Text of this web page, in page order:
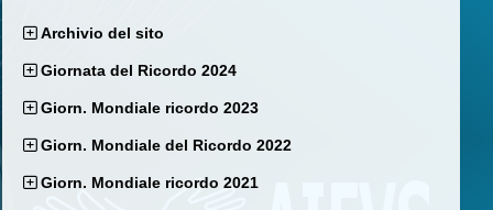
Archivio del sito
Giornata del Ricordo 2024
Giorn. Mondiale ricordo 2023
Giorn. Mondiale del Ricordo 2022
Giorn. Mondiale ricordo 2021